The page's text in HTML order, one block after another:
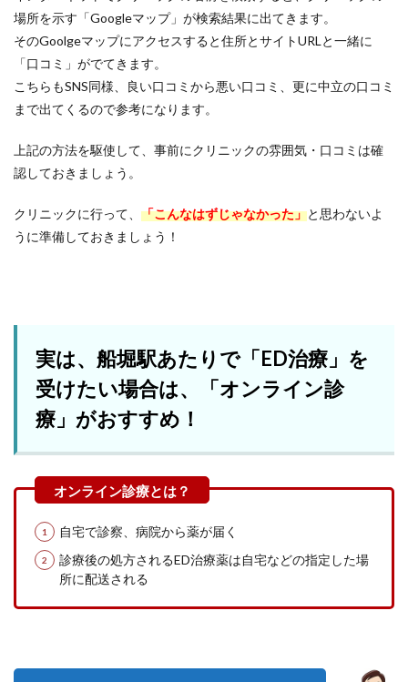
場所を示す「Googleマップ」が検索結果に出てきます。
そのGoolgeマップにアクセスすると住所とサイトURLと一緒に
「口コミ」がでてきます。
こちらもSNS同様、良い口コミから悪い口コミ、更に中立の口コミ
まで出てくるので参考になります。
上記の方法を駆使して、事前にクリニックの雰囲気・口コミは確
認しておきましょう。
クリニックに行って、 「こんなはずじゃなかった」と思わないよ
うに準備しておきましょう！
実は、船堀駅あたりで「ED治療」を
受けたい場合は、「オンライン診
療」がおすすめ！
自宅で診察、病院から薬が届く
診療後の処方されるED治療薬は自宅などの指定した場
所に配送される